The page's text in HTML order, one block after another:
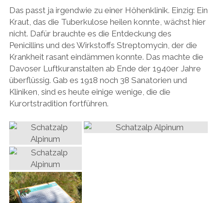
Das passt ja irgendwie zu einer Höhenklinik. Einzig: Ein
Kraut, das die Tuberkulose heilen konnte, wächst hier
nicht. Dafür brauchte es die Entdeckung des
Penicillins und des Wirkstoffs Streptomycin, der die
Krankheit rasant eindämmen konnte. Das machte die
Davoser Luftkuranstalten ab Ende der 1940er Jahre
überflüssig. Gab es 1918 noch 38 Sanatorien und
Kliniken, sind es heute einige wenige, die die
Kurortstradition fortführen.